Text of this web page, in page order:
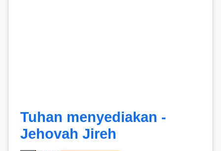
Tuhan menyediakan -
Jehovah Jireh